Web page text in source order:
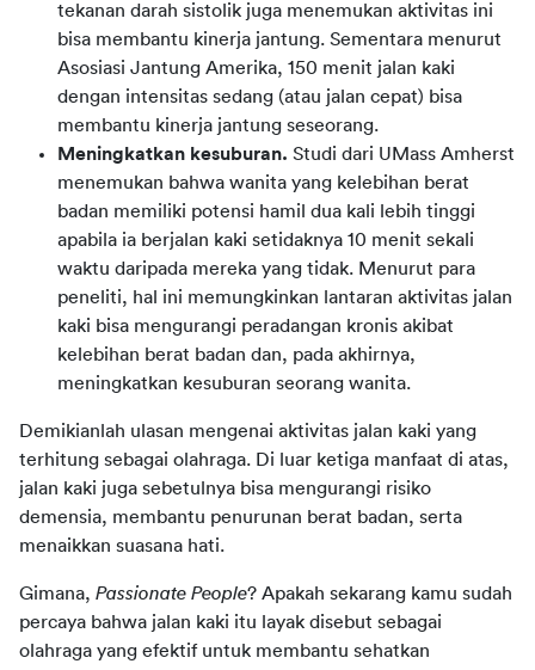
tekanan darah sistolik juga menemukan aktivitas ini
bisa membantu kinerja jantung. Sementara menurut
Asosiasi Jantung Amerika, 150 menit jalan kaki
dengan intensitas sedang (atau jalan cepat) bisa
membantu kinerja jantung seseorang.
Meningkatkan kesuburan. Studi dari UMass Amherst
menemukan bahwa wanita yang kelebihan berat
badan memiliki potensi hamil dua kali lebih tinggi
apabila ia berjalan kaki setidaknya 10 menit sekali
waktu daripada mereka yang tidak. Menurut para
peneliti, hal ini memungkinkan lantaran aktivitas jalan
kaki bisa mengurangi peradangan kronis akibat
kelebihan berat badan dan, pada akhirnya,
meningkatkan kesuburan seorang wanita.
Demikianlah ulasan mengenai aktivitas jalan kaki yang
terhitung sebagai olahraga. Di luar ketiga manfaat di atas,
jalan kaki juga sebetulnya bisa mengurangi risiko
demensia, membantu penurunan berat badan, serta
menaikkan suasana hati.
Gimana, Passionate People? Apakah sekarang kamu sudah
percaya bahwa jalan kaki itu layak disebut sebagai
olahraga yang efektif untuk membantu sehatkan